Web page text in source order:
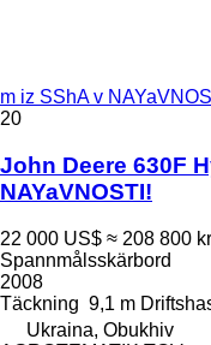
m iz SShA v
20
John Deere 630F
NAYaVNOSTI!
22 000 US$ ≈ 208 800 kr
Spannmålsskärbord
2008
Täckning 9,1 m
Ukraina, Obukhiv